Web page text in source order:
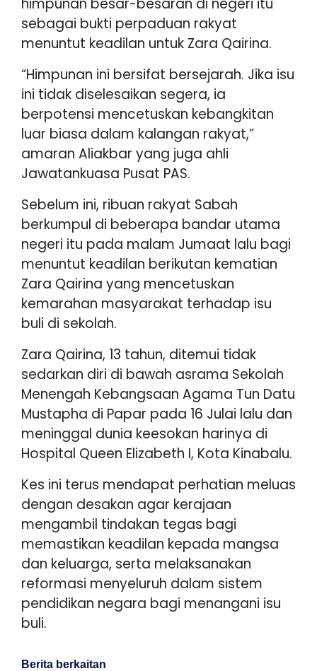
sebagai bukti perpaduan rakyat
menuntut keadilan untuk Zara Qairina.
“Himpunan ini bersifat bersejarah. Jika isu
ini tidak diselesaikan segera, ia
berpotensi mencetuskan kebangkitan
luar biasa dalam kalangan rakyat,”
amaran Aliakbar yang juga ahli
Jawatankuasa Pusat PAS.
Sebelum ini, ribuan rakyat Sabah
berkumpul di beberapa bandar utama
negeri itu pada malam Jumaat lalu bagi
menuntut keadilan berikutan kematian
Zara Qairina yang mencetuskan
kemarahan masyarakat terhadap isu
buli di sekolah.
Zara Qairina, 13 tahun, ditemui tidak
sedarkan diri di bawah asrama Sekolah
Menengah Kebangsaan Agama Tun Datu
Mustapha di Papar pada 16 Julai lalu dan
meninggal dunia keesokan harinya di
Hospital Queen Elizabeth I, Kota Kinabalu.
Kes ini terus mendapat perhatian meluas
dengan desakan agar kerajaan
mengambil tindakan tegas bagi
memastikan keadilan kepada mangsa
dan keluarga, serta melaksanakan
reformasi menyeluruh dalam sistem
pendidikan negara bagi menangani isu
buli.
Berita berkaitan